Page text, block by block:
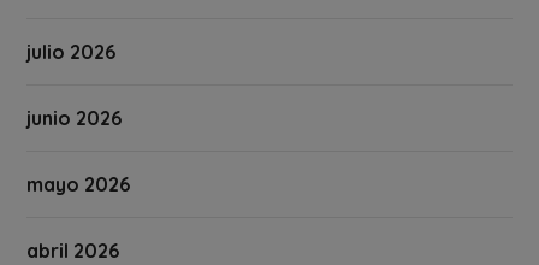
julio 2026
junio 2026
mayo 2026
abril 2026